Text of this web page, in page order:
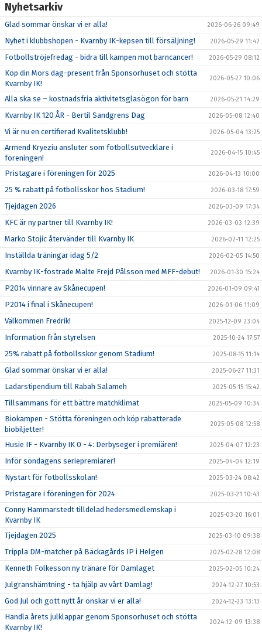
Nyhetsarkiv
Glad sommar önskar vi er alla! 2026-06-26 09:49
Nyhet i klubbshopen - Kvarnby IK-kepsen till försäljning! 2026-05-29 11:42
Fotbollströjefredag - bidra till kampen mot barncancer! 2026-05-29 08:12
Köp din Mors dag-present från Sponsorhuset och stötta
Kvarnby IK!
2026-05-27 10:06
Alla ska se – kostnadsfria aktivitetsglasögon för barn 2026-05-21 14:29
Kvarnby IK 120 ÅR - Bertil Sandgrens Dag 2026-05-08 12:40
Vi är nu en certifierad Kvalitetsklubb! 2026-05-04 13:25
Armend Kryeziu ansluter som fotbollsutvecklare i
föreningen!
2026-04-15 10:45
Pristagare i föreningen för 2025 2026-04-13 10:00
25 % rabatt på fotbollsskor hos Stadium! 2026-03-18 17:59
Tjejdagen 2026 2026-03-09 17:34
KFC är ny partner till Kvarnby IK! 2026-03-03 12:39
Marko Stojic återvänder till Kvarnby IK 2026-02-11 12:25
Inställda träningar idag 5/2 2026-02-05 14:50
Kvarnby IK-fostrade Malte Frejd Pålsson med MFF-debut! 2026-01-30 15:24
P2014 vinnare av Skånecupen! 2026-01-09 09:41
P2014 i final i Skånecupen! 2026-01-06 11:09
Välkommen Fredrik! 2025-12-09 23:04
Information från styrelsen 2025-10-24 17:57
25% rabatt på fotbollsskor genom Stadium! 2025-08-15 11:14
Glad sommar önskar vi er alla! 2025-06-27 11:31
Ladarstipendium till Rabah Salameh 2025-05-15 15:42
Tillsammans för ett bättre matchklimat 2025-05-09 10:34
Biokampen - Stötta föreningen och köp rabatterade
biobiljetter!
2025-05-08 12:58
Husie IF - Kvarnby IK 0 - 4: Derbyseger i premiären! 2025-04-07 12:23
Inför söndagens seriepremiärer! 2025-04-04 12:19
Nystart för fotbollsskolan! 2025-03-24 08:42
Pristagare i föreningen för 2024 2025-03-21 10:43
Conny Hammarstedt tilldelad hedersmedlemskap i
Kvarnby IK
2025-03-20 16:01
Tjejdagen 2025 2025-03-10 09:38
Trippla DM-matcher på Bäckagårds IP i Helgen 2025-02-28 12:08
Kenneth Folkesson ny tränare för Damlaget 2025-02-05 10:24
Julgranshämtning - ta hjälp av vårt Damlag! 2024-12-27 10:53
God Jul och gott nytt år önskar vi er alla! 2024-12-23 13:13
Handla årets julklappar genom Sponsorhuset och stötta
Kvarnby IK!
2024-12-09 13:38